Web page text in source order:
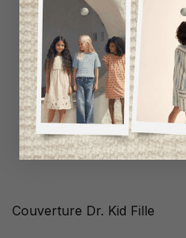
Couverture Dr. Kid Fille